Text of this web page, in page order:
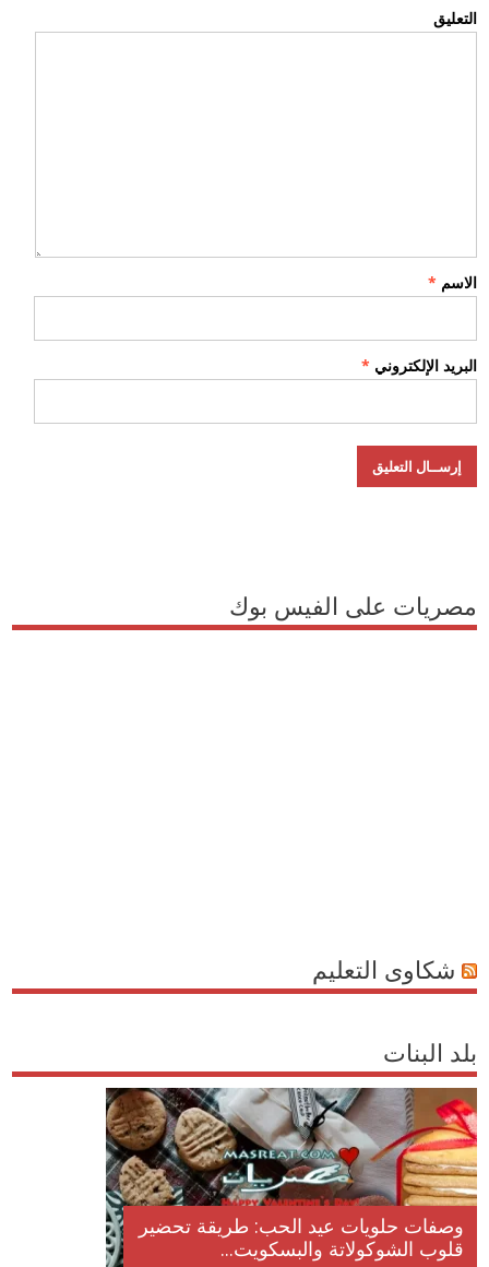
التعليق
الاسم *
البريد الإلكتروني *
مصريات على الفيس بوك
شكاوى التعليم
بلد البنات
وصفات حلويات عيد الحب: طريقة تحضير
قلوب الشوكولاتة والبسكويت...